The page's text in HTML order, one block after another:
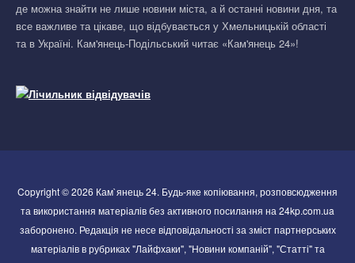
де можна знайти не лише новини міста, а й останні новини дня, та
все важливе та цікаве, що відбувається у Хмельницькій області
та в Україні. Кам'янець-Подільський читає «Кам'янець 24»!
Copyright © 2026 Кам`янець 24. Будь-яке копіювання, розповсюдження
та використання матеріалів без активного посилання на 24kp.com.ua
заборонено. Редакція не несе відповідальності за зміст партнерських
матеріалів в рубриках "Лайфхаки", "Новини компаній", "Статті" та